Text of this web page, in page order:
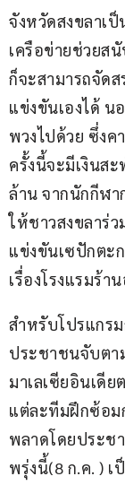
จังหวัดสงขลาเ
เครือข่ายช่วยส
ก็จะสามารถจัด
แข่งขันเองได้ น
พวงไปด้วย ซึ่งค
ครั้งนี้จะมีเงินส
ล้าน จากนักกีฬา
ให้ชาวสงขลาร่
แข่งขันเซปักตะ
เรื่องโรงแรมร้
สำหรับโปรแกร
ประชาชนจับตา
มาเลเซียอินเดี
แต่ละทีมฝึกซ้อม
พลาดโดยประช
พรุ่งนี้(8 ก.ค. )